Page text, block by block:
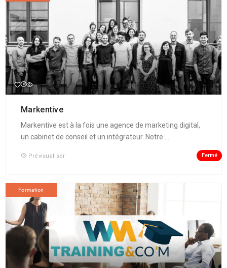
Markentive
Markentive est à la fois une agence de marketing digital,
un cabinet de conseil et un intégrateur. Notre ...
Prévisualiser Fermé
Formation